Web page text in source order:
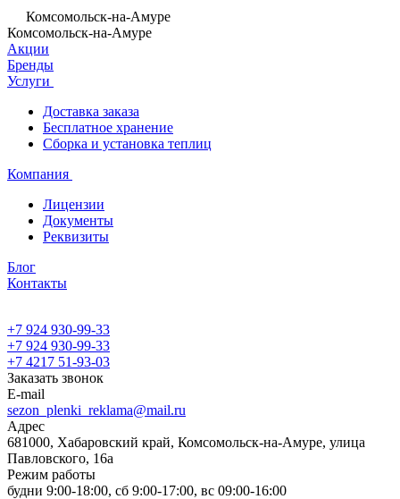
Комсомольск-на-Амуре
Комсомольск-на-Амуре
Акции
Бренды
Услуги
Доставка заказа
Бесплатное хранение
Сборка и установка теплиц
Компания
Лицензии
Документы
Реквизиты
Блог
Контакты
+7 924 930-99-33
+7 924 930-99-33
+7 4217 51-93-03
Заказать звонок
E-mail
sezon_plenki_reklama@mail.ru
Адрес
681000, Хабаровский край, Комсомольск-на-Амуре, улица
Павловского, 16а
Режим работы
будни 9:00-18:00, сб 9:00-17:00, вс 09:00-16:00